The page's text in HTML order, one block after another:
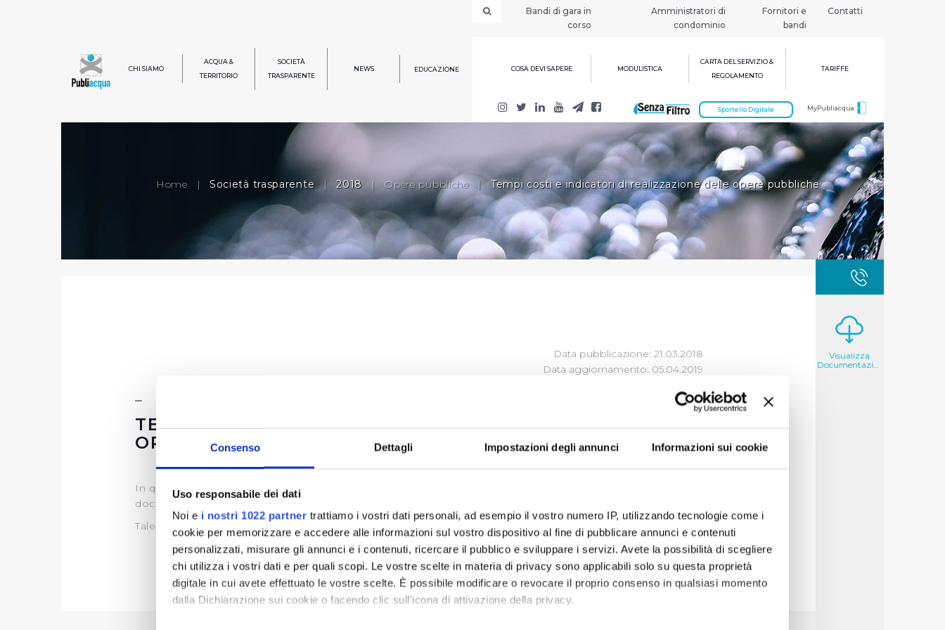
Consenso Dettagli Impostazioni degli annunci Informazioni sui cookie
Uso responsabile dei dati
Noi e i nostri 1022 partner trattiamo i vostri dati personali, ad esempio il vostro numero IP, utilizzando tecnologie come i
cookie per memorizzare e accedere alle informazioni sul vostro dispositivo al fine di pubblicare annunci e contenuti
personalizzati, misurare gli annunci e i contenuti, ricercare il pubblico e sviluppare i servizi. Avete la possibilità di scegliere
chi utilizza i vostri dati e per quali scopi. Le vostre scelte in materia di privacy sono applicabili solo su questa proprietà
digitale in cui avete effettuato le vostre scelte. È possibile modificare o revocare il proprio consenso in qualsiasi momento
dalla Dichiarazione sui cookie o facendo clic sull'icona di attivazione della privacy.
Bandi di gara in
corso
Amministratori di
condominio
Fornitori e
bandi
Contatti
CHI SIAMO
ACQUA &
TERRITORIO
SOCIETÀ
TRASPARENTE
NEWS EDUCAZIONE COSA DEVI SAPERE MODULISTICA
CARTA DEL SERVIZIO &
REGOLAMENTO
TARIFFE
MyPubliacqua
Sportello Digitale
Home | Società trasparente | 2018 | Opere pubbliche | Tempi costi e indicatori di realizzazione delle opere pubbliche
Data pubblicazione: 21.03.2018
Data aggiornamento: 05.04.2019
TEMPI COSTI E INDICATORI DI REALIZZAZIONE DELLE
OPERE PUBBLICHE
In questa sezione puoi trovare il programma degli interventi di Publiacqua 2016 - 2021 (visualizza
documentazione)
Tale programma è soggetto a revisioni nel 2020
Visualizza
Documentazione